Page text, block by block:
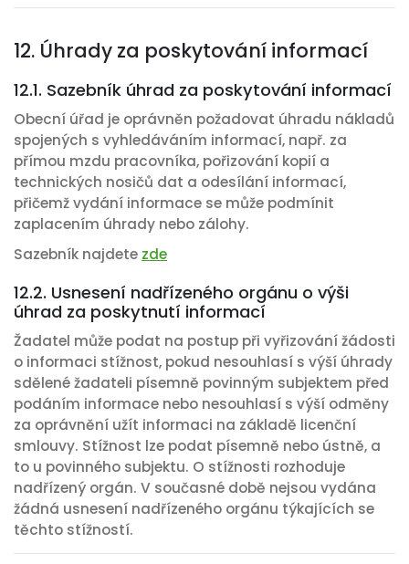
12. Úhrady za poskytování informací
12.1. Sazebník úhrad za poskytování informací
Obecní úřad je oprávněn požadovat úhradu nákladů
spojených s vyhledáváním informací, např. za
přímou mzdu pracovníka, pořizování kopií a
technických nosičů dat a odesílání informací,
přičemž vydání informace se může podmínit
zaplacením úhrady nebo zálohy.
Sazebník najdete zde
12.2. Usnesení nadřízeného orgánu o výši
úhrad za poskytnutí informací
Žadatel může podat na postup při vyřizování žádosti
o informaci stížnost, pokud nesouhlasí s výší úhrady
sdělené žadateli písemně povinným subjektem před
podáním informace nebo nesouhlasí s výší odměny
za oprávnění užít informaci na základě licenční
smlouvy. Stížnost lze podat písemně nebo ústně, a
to u povinného subjektu. O stížnosti rozhoduje
nadřízený orgán. V současné době nejsou vydána
žádná usnesení nadřízeného orgánu týkajících se
těchto stížností.